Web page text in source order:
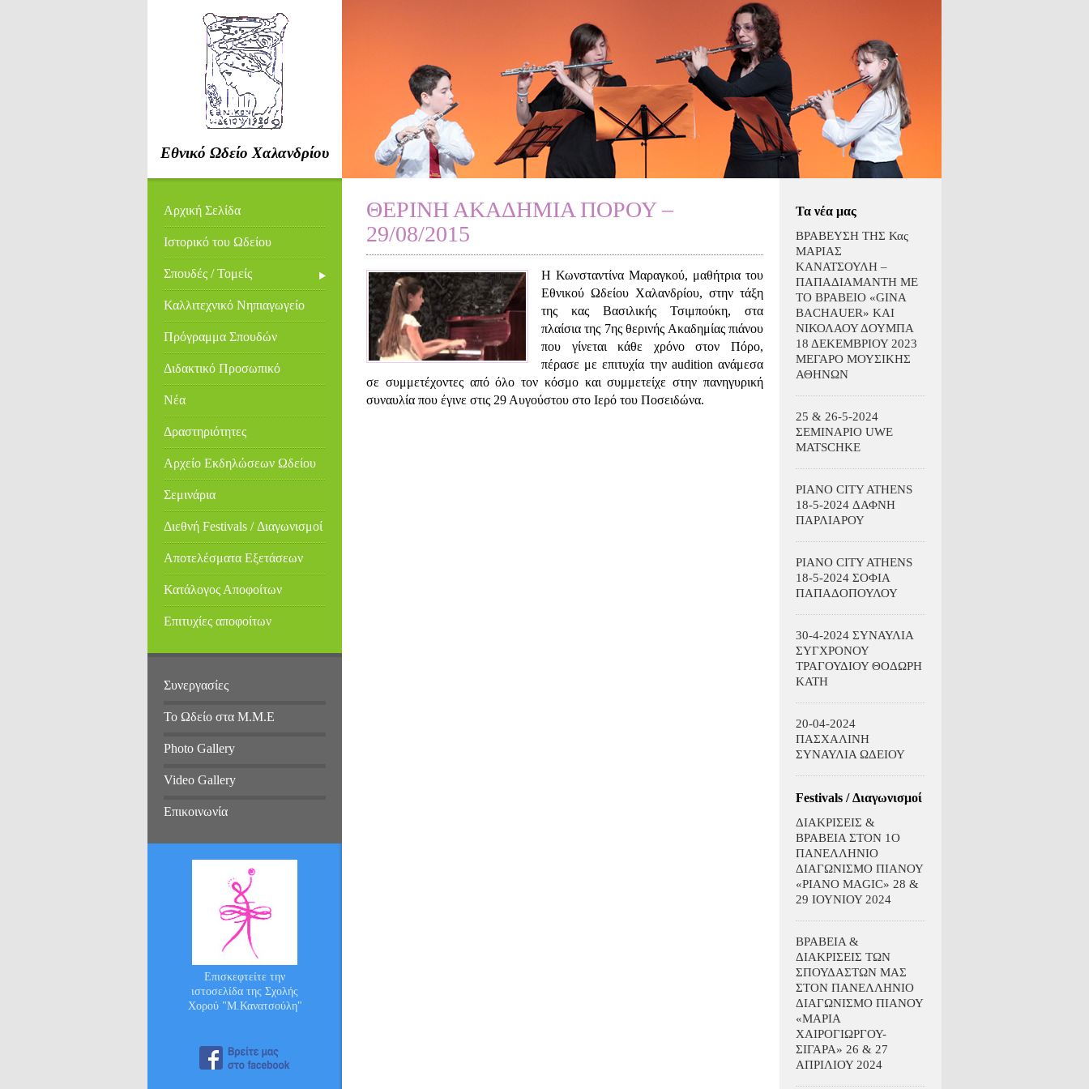
Εθνικό Ωδείο Χαλανδρίου
Αρχική Σελίδα
Ιστορικό του Ωδείου
Σπουδές / Τομείς
Καλλιτεχνικό Νηπιαγωγείο
Πρόγραμμα Σπουδών
Διδακτικό Προσωπικό
Νέα
Δραστηριότητες
Αρχείο Εκδηλώσεων Ωδείου
Σεμινάρια
Διεθνή Festivals / Διαγωνισμοί
Αποτελέσματα Εξετάσεων
Κατάλογος Αποφοίτων
Επιτυχίες αποφοίτων
Συνεργασίες
Το Ωδείο στα Μ.Μ.Ε
Photo Gallery
Video Gallery
Επικοινωνία
Επισκεφτείτε την
ιστοσελίδα της Σχολής
Χορού "Μ.Κανατσούλη"
ΘΕΡΙΝΗ ΑΚΑΔΗΜΙΑ ΠΟΡΟΥ –
29/08/2015
Η Κωνσταντίνα Μαραγκού, μαθήτρια του
Εθνικού Ωδείου Χαλανδρίου, στην τάξη
της κας Βασιλικής Τσιμπούκη, στα
πλαίσια της 7ης θερινής Ακαδημίας πιάνου
που γίνεται κάθε χρόνο στον Πόρο,
πέρασε με επιτυχία την audition ανάμεσα
σε συμμετέχοντες από όλο τον κόσμο και συμμετείχε στην πανηγυρική
συναυλία που έγινε στις 29 Αυγούστου στο Ιερό του Ποσειδώνα.
Τα νέα μας
ΒΡΑΒΕΥΣΗ ΤΗΣ Κας
ΜΑΡΙΑΣ
ΚΑΝΑΤΣΟΥΛΗ –
ΠΑΠΑΔΙΑΜΑΝΤΗ ΜΕ
ΤΟ ΒΡΑΒΕΙΟ «GINA
BACHAUER» ΚΑΙ
ΝΙΚΟΛΑΟΥ ΔΟΥΜΠΑ
18 ΔΕΚΕΜΒΡΙΟΥ 2023
ΜΕΓΑΡΟ ΜΟΥΣΙΚΗΣ
ΑΘΗΝΩΝ
25 & 26-5-2024
ΣΕΜΙΝΑΡΙΟ UWE
MATSCHKE
PIANO CITY ATHENS
18-5-2024 ΔΑΦΝΗ
ΠΑΡΛΙΑΡΟΥ
PIANO CITY ATHENS
18-5-2024 ΣΟΦΙΑ
ΠΑΠΑΔΟΠΟΥΛΟΥ
30-4-2024 ΣΥΝΑΥΛΙΑ
ΣΥΓΧΡΟΝΟΥ
ΤΡΑΓΟΥΔΙΟΥ ΘΟΔΩΡΗ
ΚΑΤΗ
20-04-2024
ΠΑΣΧΑΛΙΝΗ
ΣΥΝΑΥΛΙΑ ΩΔΕΙΟΥ
Festivals / Διαγωνισμοί
ΔΙΑΚΡΙΣΕΙΣ &
ΒΡΑΒΕΙΑ ΣΤΟΝ 1Ο
ΠΑΝΕΛΛΗΝΙΟ
ΔΙΑΓΩΝΙΣΜΟ ΠΙΑΝΟΥ
«PIANO MAGIC» 28 &
29 ΙΟΥΝΙΟΥ 2024
ΒΡΑΒΕΙΑ &
ΔΙΑΚΡΙΣΕΙΣ ΤΩΝ
ΣΠΟΥΔΑΣΤΩΝ ΜΑΣ
ΣΤΟΝ ΠΑΝΕΛΛΗΝΙΟ
ΔΙΑΓΩΝΙΣΜΟ ΠΙΑΝΟΥ
«ΜΑΡΙΑ
ΧΑΙΡΟΓΙΩΡΓΟΥ-
ΣΙΓΑΡΑ» 26 & 27
ΑΠΡΙΛΙΟΥ 2024